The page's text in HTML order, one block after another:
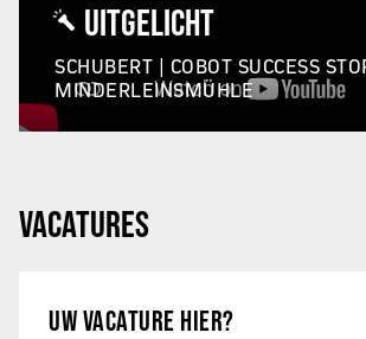
UITGELICHT
SCHUBERT | COBOT SUCCESS
MINDERLEINSMÜHLE
VACATURES
UW VACATURE HIER?